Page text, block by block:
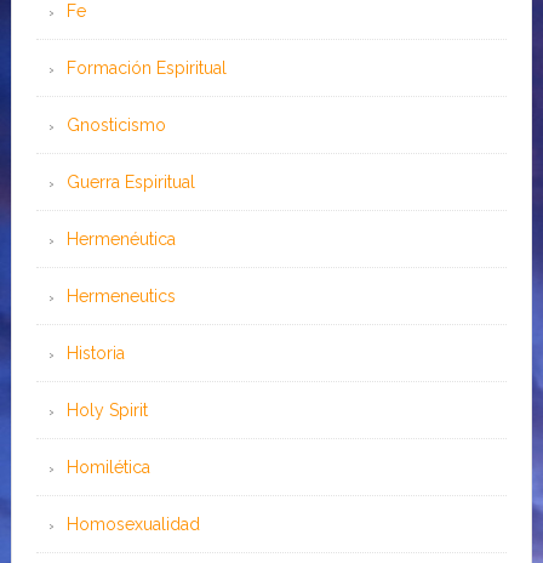
Fe
Formación Espiritual
Gnosticismo
Guerra Espiritual
Hermenéutica
Hermeneutics
Historia
Holy Spirit
Homilética
Homosexualidad